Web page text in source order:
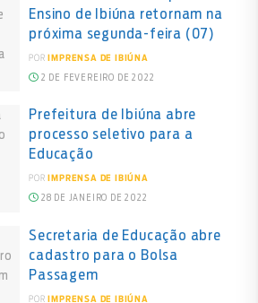
Ensino de Ibiúna retornam na
próxima segunda-feira (07)
POR IMPRENSA DE IBIÚNA
2 DE FEVEREIRO DE 2022
Prefeitura de Ibiúna abre
processo seletivo para a
Educação
POR IMPRENSA DE IBIÚNA
28 DE JANEIRO DE 2022
Secretaria de Educação abre
cadastro para o Bolsa
Passagem
POR IMPRENSA DE IBIÚNA